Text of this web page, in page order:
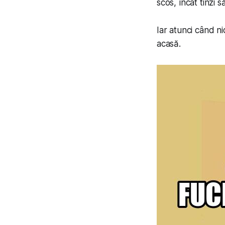
scos, încât tinzi
Iar atunci când
acasă.